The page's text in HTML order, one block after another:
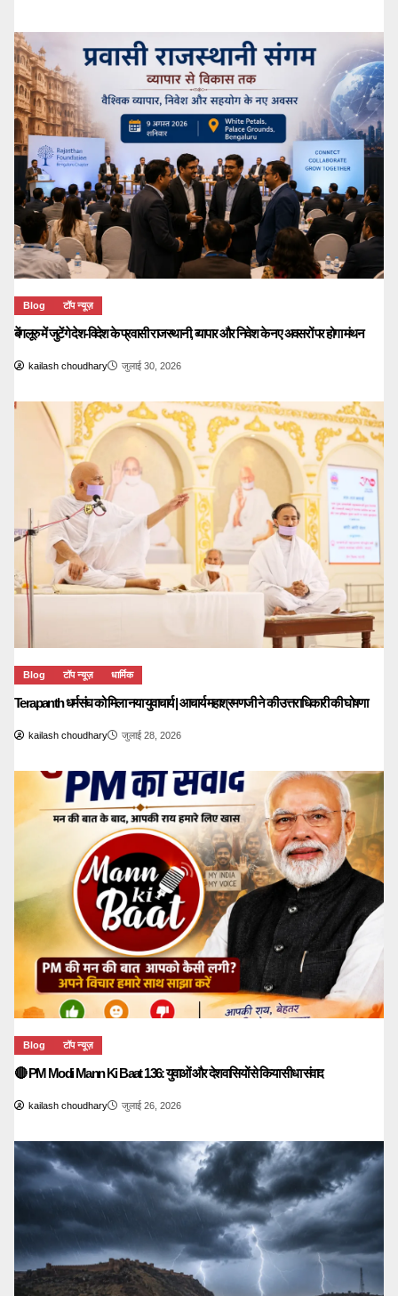
Blog टॉप न्यूज़
बेंगलूरु में जुटेंगे देश-विदेश के प्रवासी राजस्थानी, व्यापार और निवेश के नए अवसरों पर होगा मंथन
kailash choudhary जुलाई 30, 2026
Blog टॉप न्यूज़ धार्मिक
Terapanth धर्मसंघ को मिला नया युवाचार्य | आचार्य महाश्रमणजी ने की उत्तराधिकारी की घोषणा
kailash choudhary जुलाई 28, 2026
Blog टॉप न्यूज़
🔴 PM Modi Mann Ki Baat 136: युवाओं और देशवासियों से किया सीधा संवाद
kailash choudhary जुलाई 26, 2026